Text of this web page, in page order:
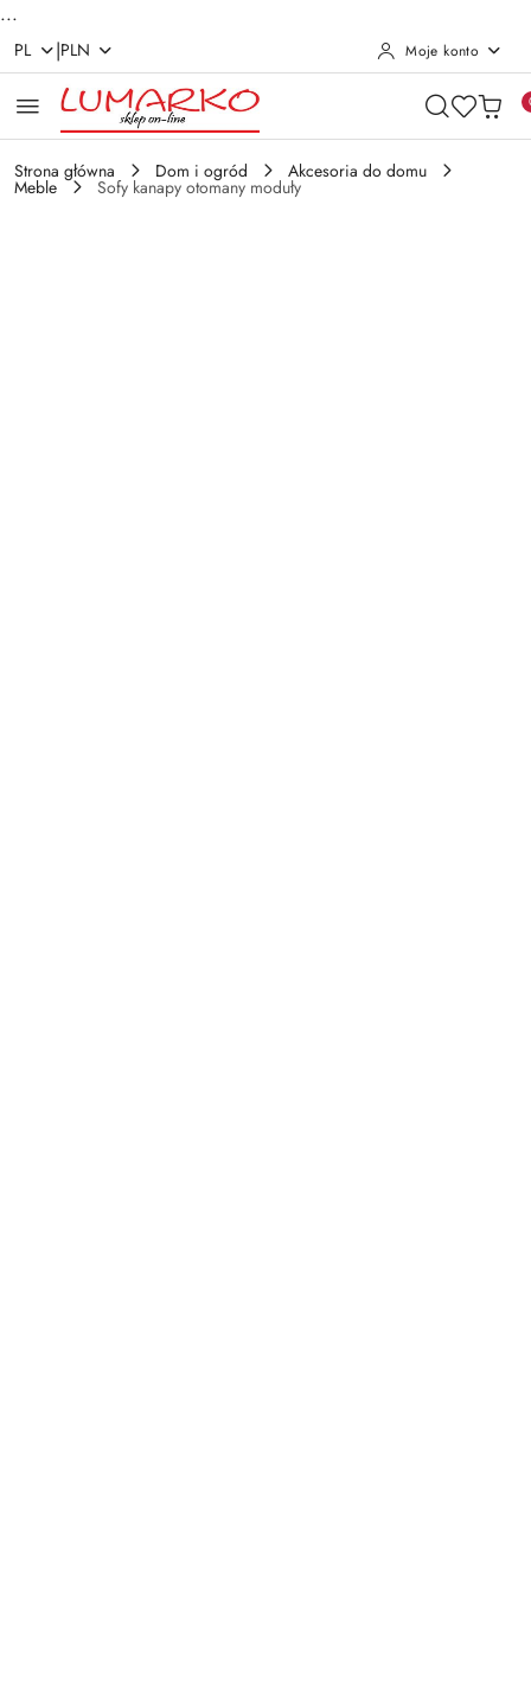
...
Przejdź do treści głównej
Przejdź do wyszukiwarki
Przejdź do moje konto
Przejdź do menu głównego
Przejdź do opisu produktu
Przejdź do stopki
PL |PLN Moje konto
Strona główna Dom i ogród Akcesoria do domu
Meble Sofy kanapy otomany moduły